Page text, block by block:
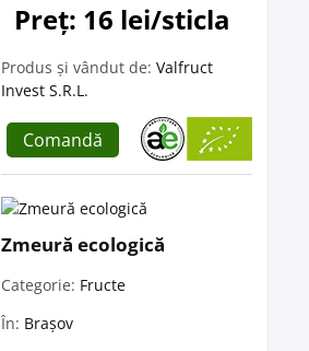
Preț: 16 lei/sticla
Produs și vândut de: Valfruct
Invest S.R.L.
Comandă
Zmeură ecologică
Categorie: Fructe
În: Brașov